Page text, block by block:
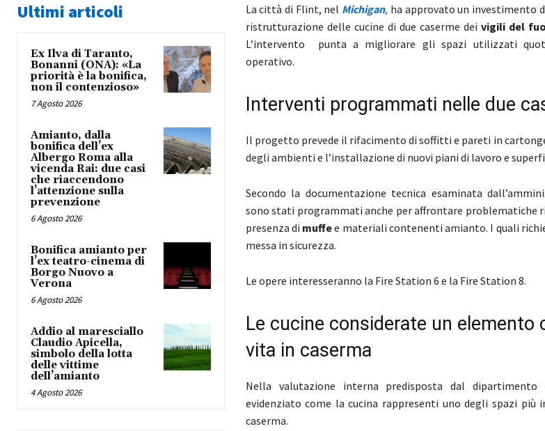
Ultimi articoli
Ex Ilva di Taranto,
Bonanni (ONA): «La
priorità è la bonifica,
non il contenzioso»
7 Agosto 2026
Amianto, dalla
bonifica dell’ex
Albergo Roma alla
vicenda Rai: due casi
che riaccendono
l’attenzione sulla
prevenzione
6 Agosto 2026
Bonifica amianto per
l’ex teatro-cinema di
Borgo Nuovo a
Verona
6 Agosto 2026
Addio al maresciallo
Claudio Apicella,
simbolo della lotta
delle vittime
dell’amianto
4 Agosto 2026
La città di Flint, nel Michigan, ha approvato un investimento
ristrutturazione delle cucine di due caserme dei vigili del
L’intervento punta a migliorare gli spazi utilizzati
operativo.
Interventi programmati nelle due
Il progetto prevede il rifacimento di soffitti e pareti in
degli ambienti e l’installazione di nuovi piani di lavoro e
Secondo la documentazione tecnica esaminata
sono stati programmati anche per affrontare problematiche
presenza di muffee materiali contenenti amianto. I quali
messa in sicurezza.
Le opere interesseranno la Fire Station 6 e la Fire Station 8.
Le cucine considerate un elemento
vita in caserma
Nella valutazione interna predisposta dal
evidenziato come la cucina rappresenti uno degli spazi più
caserma.